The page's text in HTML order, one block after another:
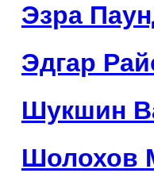
Эзра
Эдгар
Шукшин
Шолохов